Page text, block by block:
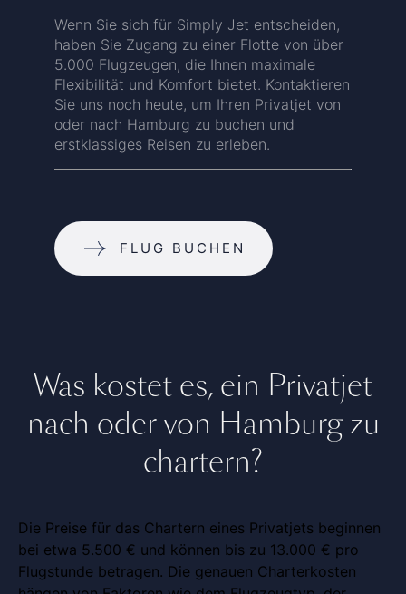
Wenn Sie sich für Simply Jet entscheiden,
haben Sie Zugang zu einer Flotte von über
5.000 Flugzeugen, die Ihnen maximale
Flexibilität und Komfort bietet. Kontaktieren
Sie uns noch heute, um Ihren Privatjet von
oder nach Hamburg zu buchen und
erstklassiges Reisen zu erleben.
FLUG BUCHEN
Was kostet es, ein Privatjet
nach oder von Hamburg zu
chartern?
Die Preise für das Chartern eines Privatjets beginnen
bei etwa 5.500 € und können bis zu 13.000 € pro
Flugstunde betragen. Die genauen Charterkosten